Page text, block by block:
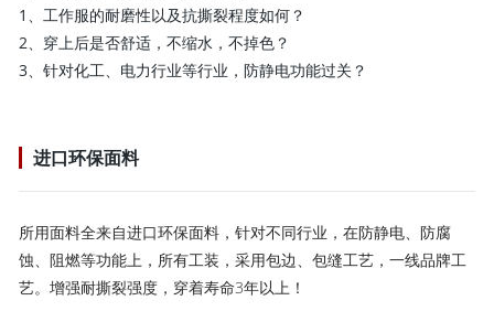
1、工作服的耐磨性以及抗撕裂程度如何？
2、穿上后是否舒适，不缩水，不掉色？
3、针对化工、电力行业等行业，防静电功能过关？
进口环保面料
所用面料全来自进口环保面料，针对不同行业，在防静电、防腐
蚀、阻燃等功能上，所有工装，采用包边、包缝工艺，一线品牌工
艺。增强耐撕裂强度，穿着寿命3年以上！